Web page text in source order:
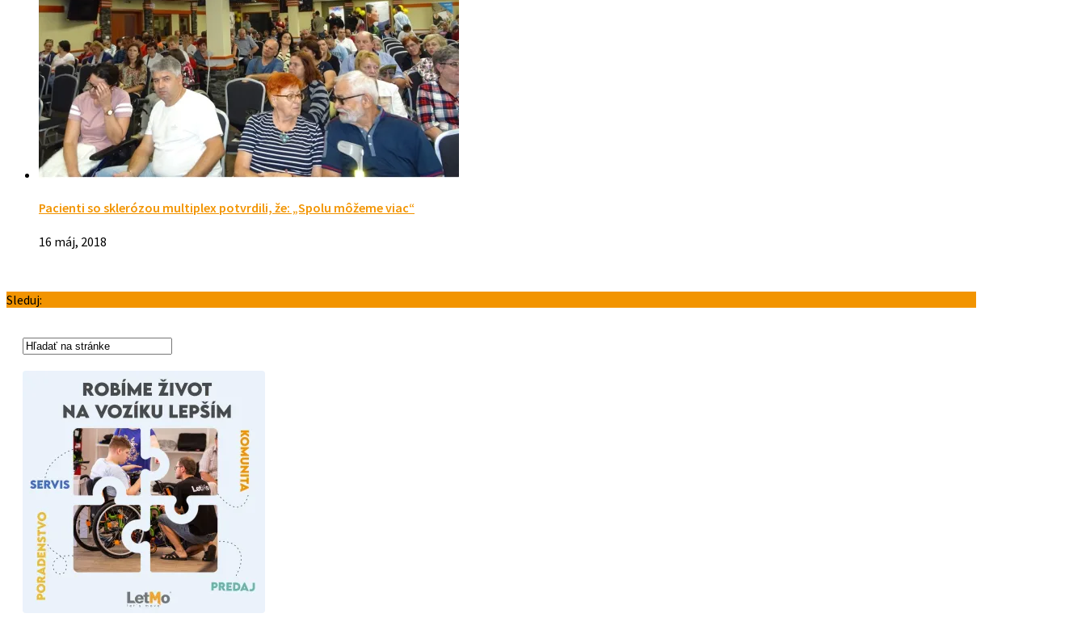
Pacienti so sklerózou multiplex potvrdili, že: „Spolu môžeme viac“
16 máj, 2018
Sleduj: